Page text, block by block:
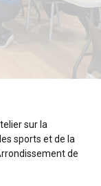
sur la
sports et de la
de